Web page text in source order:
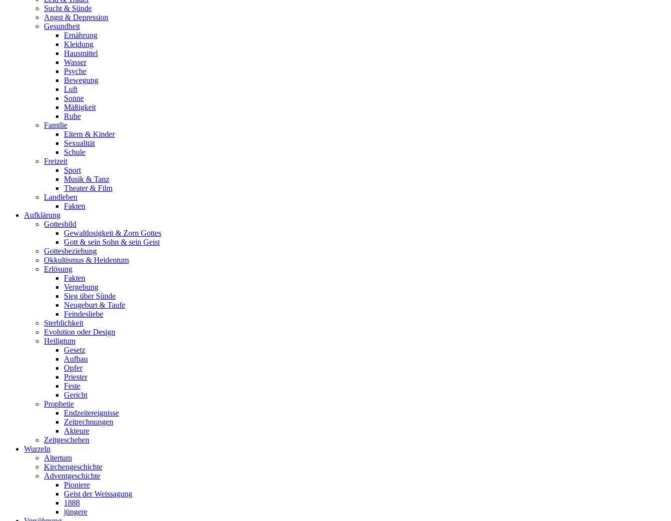
Sucht & Sünde
Angst & Depression
Gesundheit
Ernährung
Kleidung
Hausmittel
Wasser
Psyche
Bewegung
Luft
Sonne
Mäßigkeit
Ruhe
Familie
Eltern & Kinder
Sexualität
Schule
Freizeit
Sport
Musik & Tanz
Theater & Film
Landleben
Fakten
Aufklärung
Gottesbild
Gewaltlosigkeit & Zorn Gottes
Gott & sein Sohn & sein Geist
Gottesbeziehung
Okkultismus & Heidentum
Erlösung
Fakten
Vergebung
Sieg über Sünde
Neugeburt & Taufe
Feindesliebe
Sterblichkeit
Evolution oder Design
Heiligtum
Gesetz
Aufbau
Opfer
Priester
Feste
Gericht
Prophetie
Endzeitereignisse
Zeitrechnungen
Akteure
Zeitgeschehen
Wurzeln
Altertum
Kirchengeschichte
Adventgeschichte
Pioniere
Geist der Weissagung
1888
jüngere